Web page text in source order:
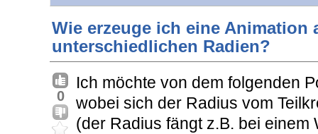
Wie erzeuge ich eine Animation
unterschiedlichen Radien?
0
Ich möchte von dem folgenden
wobei sich der Radius vom
(der Radius fängt z.B. bei einem